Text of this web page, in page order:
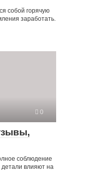
собой горячую
заработать.
0
соблюдение
влияют на